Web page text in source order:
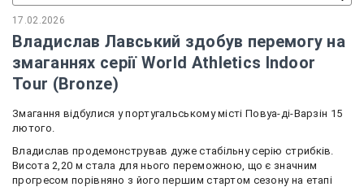
17.02.2026
Владислав Лавський здобув перемогу на
змаганнях серії World Athletics Indoor
Tour (Bronze)
Змагання відбулися у португальському місті Повуа-ді-Варзін 15
лютого.
Владислав продемонстрував дуже стабільну серію стрибків.
Висота 2,20 м стала для нього переможною, що є значним
прогресом порівняно з його першим стартом сезону на етапі